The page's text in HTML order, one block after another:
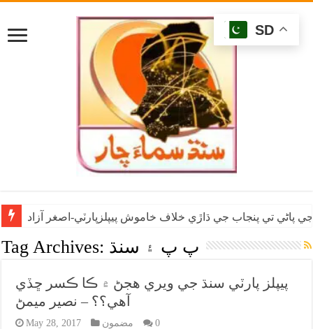
پاڻي تي پنجاب جي ڌاڙي خلاف خاموش پيپلزپارٽي-اصغر آزاد
Tag Archives: پ پ ۽ سنڌ
پيپلز پارٽي سنڌ جي ويري هجڻ ۾ ڪا ڪسر ڇڏي
آهي؟؟ – نصير ميمڻ
May 28, 2017 مضمون 0
SD